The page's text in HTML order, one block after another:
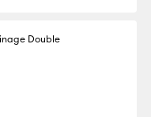
Double